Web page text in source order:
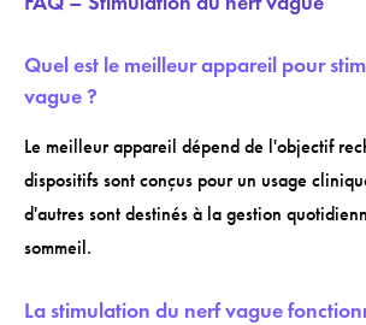
Quel est le meilleur appareil pour
vague ?
Le meilleur appareil dépend de l'objectif
dispositifs sont conçus pour un usage
d'autres sont destinés à la gestion
sommeil.
La stimulation du nerf vague